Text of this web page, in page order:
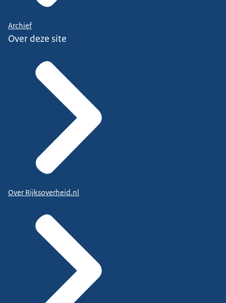
Archief
Over deze site
Over Rijksoverheid.nl